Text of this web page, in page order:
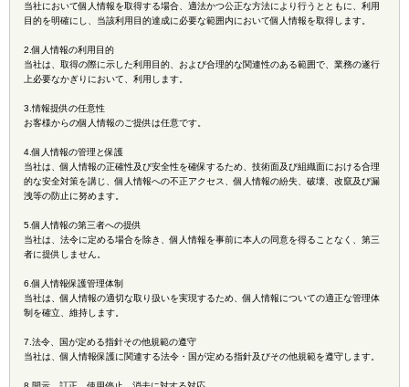
当社において個人情報を取得する場合、適法かつ公正な方法により行うとともに、利用
目的を明確にし、当該利用目的達成に必要な範囲内において個人情報を取得します。
2.個人情報の利用目的
当社は、取得の際に示した利用目的、および合理的な関連性のある範囲で、業務の遂行
上必要なかぎりにおいて、利用します。
3.情報提供の任意性
お客様からの個人情報のご提供は任意です。
4.個人情報の管理と保護
当社は、個人情報の正確性及び安全性を確保するため、技術面及び組織面における合理
的な安全対策を講じ、個人情報への不正アクセス、個人情報の紛失、破壊、改竄及び漏
洩等の防止に努めます。
5.個人情報の第三者への提供
当社は、法令に定める場合を除き、個人情報を事前に本人の同意を得ることなく、第三
者に提供しません。
6.個人情報保護管理体制
当社は、個人情報の適切な取り扱いを実現するため、個人情報についての適正な管理体
制を確立、維持します。
7.法令、国が定める指針その他規範の遵守
当社は、個人情報保護に関連する法令・国が定める指針及びその他規範を遵守します。